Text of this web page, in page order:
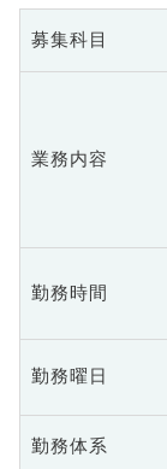
募集科目
業務内容
勤務時間
勤務曜日
勤務体系